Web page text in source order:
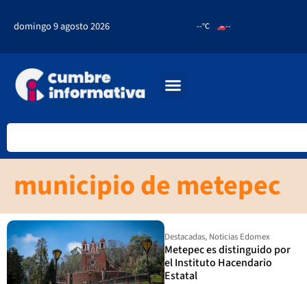
domingo 9 agosto 2026 --°C --
municipio de metepec
Destacadas, Noticias Edomex
Metepec es distinguido por
el Instituto Hacendario
Estatal